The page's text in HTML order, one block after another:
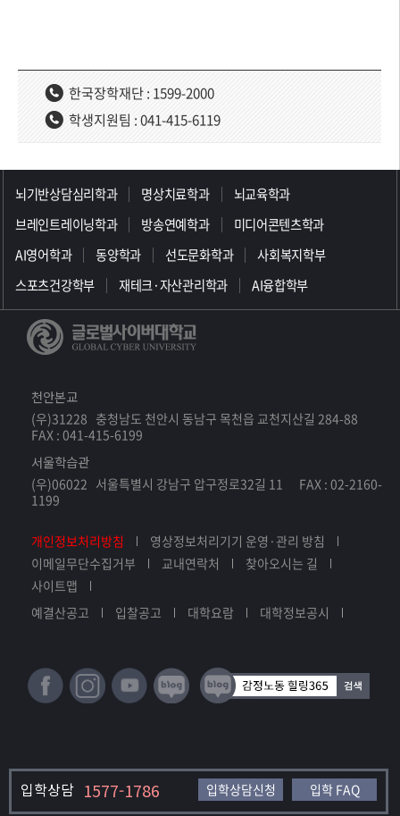
한국장학재단 : 1599-2000
학생지원팀 : 041-415-6119
뇌기반상담심리학과 명상치료학과
뇌교육학과
브레인트레이닝학과
방송연예학과
미디어콘텐츠학과
AI영어학과
동양학과 선도문화학과
사회복지학부
스포츠건강학부
재테크·자산관리학과 AI융합학부
천안본교
(우)31228 충청남도 천안시 동남구 목천읍 교천지산길 284-88
FAX : 041-415-6199
서울학습관
(우)06022 서울특별시 강남구 압구정로32길 11 FAX : 02-2160-
1199
개인정보처리방침
영상정보처리기기 운영·관리 방침
이메일무단수집거부
교내연락처
찾아오시는 길
사이트맵
예결산공고
입찰공고 대학요람 대학정보공시
입학상담 1577-1786 입학상담신청 입학 FAQ